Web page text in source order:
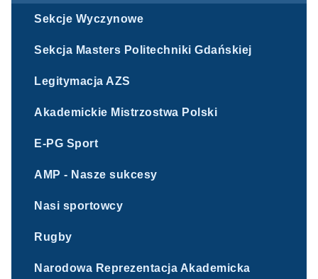
Sekcje Wyczynowe
Sekcja Masters Politechniki Gdańskiej
Legitymacja AZS
Akademickie Mistrzostwa Polski
E-PG Sport
AMP - Nasze sukcesy
Nasi sportowcy
Rugby
Narodowa Reprezentacja Akademicka